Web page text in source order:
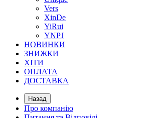
Vers
XinDe
YiRui
YNPJ
НОВИНКИ
ЗНИЖКИ
ХІТИ
ОПЛАТА
ДОСТАВКА
Назад
Про компанію